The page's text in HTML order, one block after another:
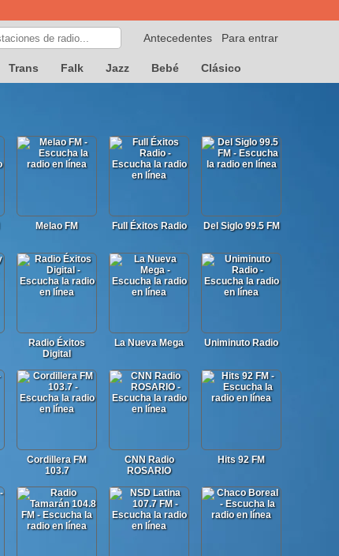
Para entrar
Antecedentes
Trans Falk Jazz Bebé Clásico
Melao FM Full Éxitos Radio Del Siglo 99.5 FM
Radio Éxitos
Digital
La Nueva Mega Uniminuto Radio
Cordillera FM
103.7
CNN Radio
ROSARIO
Hits 92 FM